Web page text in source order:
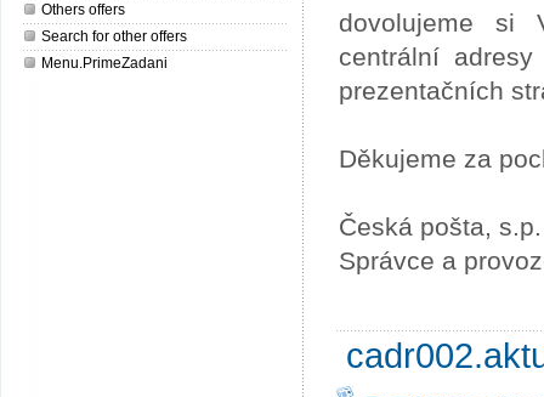
Others offers
Search for other offers
Menu.PrimeZadani
dovolujeme si
centrální
prezentačních
Děkujeme za
Česká pošta, s.p.
Správce a